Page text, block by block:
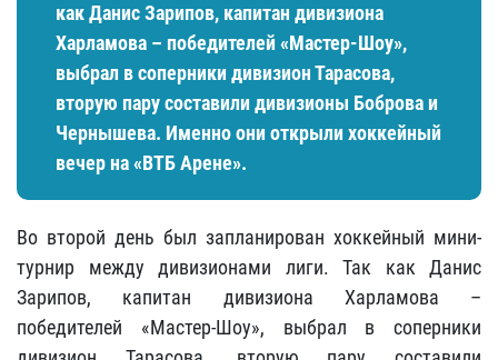
как Данис Зарипов, капитан дивизиона
Харламова – победителей «Мастер-Шоу»,
выбрал в соперники дивизион Тарасова,
вторую пару составили дивизионы Боброва и
Чернышева. Именно они открыли хоккейный
вечер на «ВТБ Арене».
Во второй день был запланирован хоккейный мини-
турнир между дивизионами лиги. Так как Данис
Зарипов, капитан дивизиона Харламова –
победителей «Мастер-Шоу», выбрал в соперники